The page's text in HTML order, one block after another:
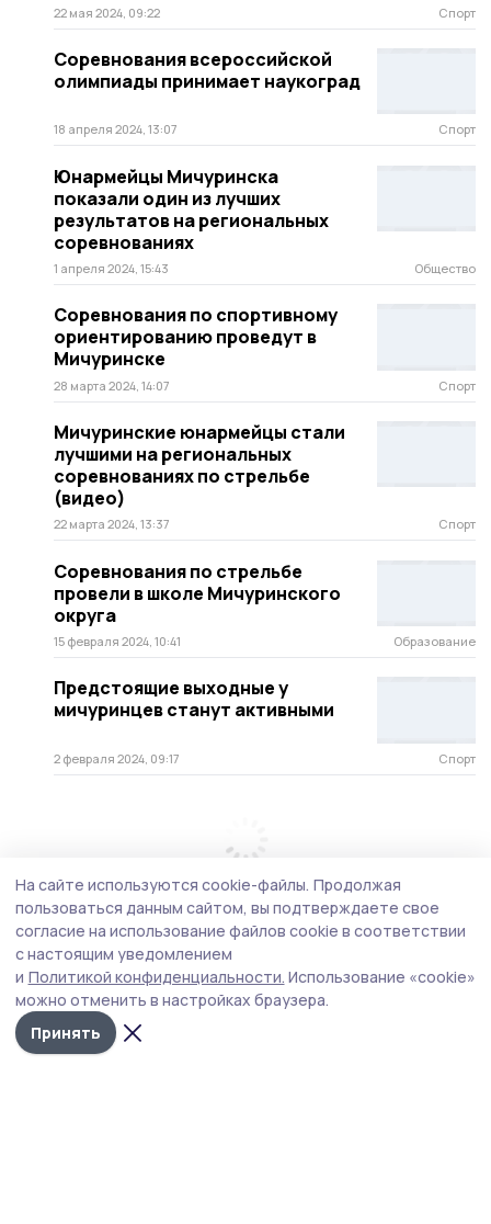
22 мая 2024, 09:22 Спорт
Соревнования всероссийской
олимпиады принимает наукоград
18 апреля 2024, 13:07 Спорт
Юнармейцы Мичуринска
показали один из лучших
результатов на региональных
соревнованиях
1 апреля 2024, 15:43 Общество
Соревнования по спортивному
ориентированию проведут в
Мичуринске
28 марта 2024, 14:07 Спорт
Мичуринские юнармейцы стали
лучшими на региональных
соревнованиях по стрельбе
(видео)
22 марта 2024, 13:37 Спорт
Соревнования по стрельбе
провели в школе Мичуринского
округа
15 февраля 2024, 10:41 Образование
Предстоящие выходные у
мичуринцев станут активными
2 февраля 2024, 09:17 Спорт
На сайте используются cookie-файлы. Продолжая
пользоваться данным сайтом, вы подтверждаете свое
согласие на использование файлов cookie в соответствии
с настоящим уведомлением
и Политикой конфиденциальности. Использование «cookie»
можно отменить в настройках браузера.
Принять